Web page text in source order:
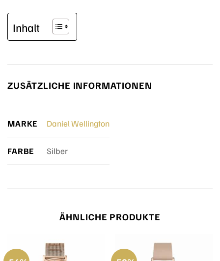
Inhalt
ZUSÄTZLICHE INFORMATIONEN
MARKE Daniel Wellington
FARBE Silber
ÄHNLICHE PRODUKTE